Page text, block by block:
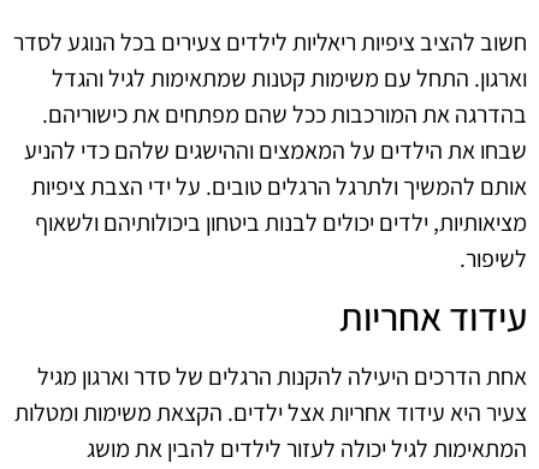
חשוב להציב ציפיות ריאליות לילדים צעירים בכל הנוגע לסדר
וארגון. התחל עם משימות קטנות שמתאימות לגיל והגדל
בהדרגה את המורכבות ככל שהם מפתחים את כישוריהם.
שבחו את הילדים על המאמצים וההישגים שלהם כדי להניע
אותם להמשיך ולתרגל הרגלים טובים. על ידי הצבת ציפיות
מציאותיות, ילדים יכולים לבנות ביטחון ביכולותיהם ולשאוף
לשיפור.
עידוד אחריות
אחת הדרכים היעילה להקנות הרגלים של סדר וארגון מגיל
צעיר היא עידוד אחריות אצל ילדים. הקצאת משימות ומטלות
המתאימות לגיל יכולה לעזור לילדים להבין את מושג